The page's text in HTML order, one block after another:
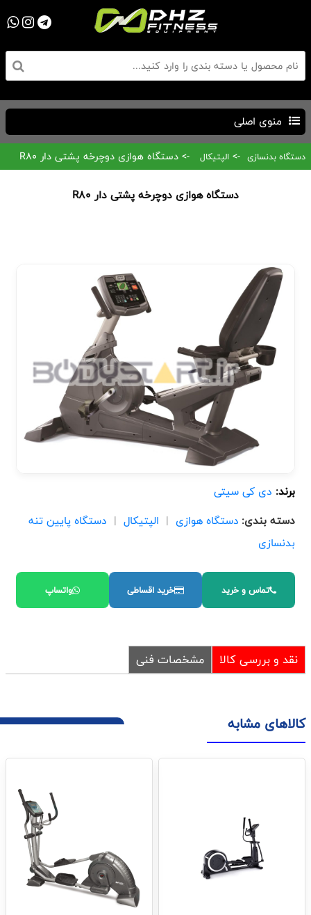
منوی اصلی
دستگاه بدنسازی -> الپتیکال -> دستگاه هوازی دوچرخه پشتی دار R80
دستگاه هوازی دوچرخه پشتی دار R80
برند: دی کی سیتی
دسته بندی: دستگاه هوازی | الپتیکال | دستگاه پایین تنه
بدنسازی
تماس و خرید خرید اقساطی واتساپ
نقد و بررسی کالا مشخصات فنی
کالاهای مشابه